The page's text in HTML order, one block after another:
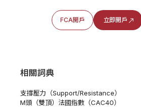
FCA開戶 立即開戶
相關詞典
支撐壓力（Support/Resistance）
M頭（雙頂） 法國指數（CAC40）